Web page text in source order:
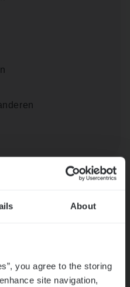
About
you agree to the storing
site navigation,
verzekeringen
Aurélie elkaar
dossiers én droge